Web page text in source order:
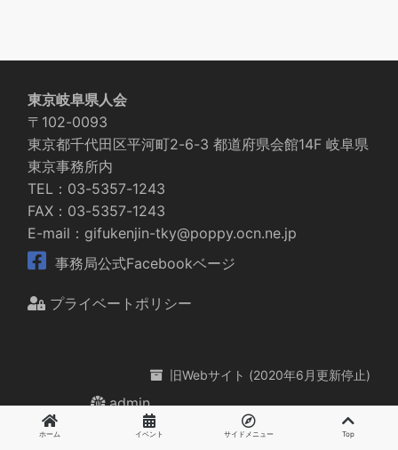
ホーム イベント サイドメニュー Top
東京岐阜県人会
〒102-0093
東京都千代田区平河町2-6-3 都道府県会館14F 岐阜県
東京事務所内
TEL：03-5357-1243
FAX：03-5357-1243
E-mail：gifukenjin-tky@poppy.ocn.ne.jp
事務局公式Facebookベージ
プライベートポリシー
旧Webサイト (2020年6月更新停止)
admin